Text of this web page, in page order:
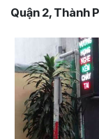
Quận 2, Thành